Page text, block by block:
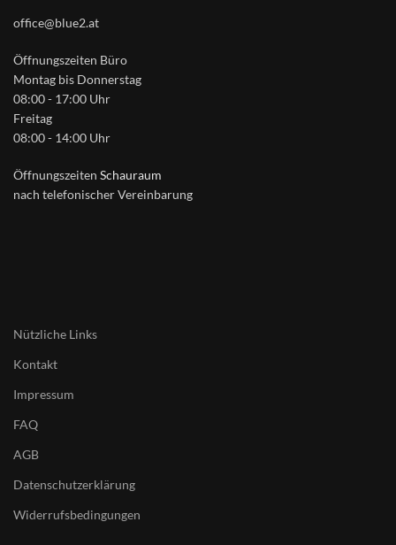
office@blue2.at
Öffnungszeiten Büro
Montag bis Donnerstag
08:00 - 17:00 Uhr
Freitag
08:00 - 14:00 Uhr
Öffnungszeiten Schauraum
nach telefonischer Vereinbarung
Nützliche Links
Kontakt
Impressum
FAQ
AGB
Datenschutzerklärung
Widerrufsbedingungen